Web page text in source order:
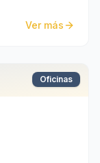
Ver más
Oficinas